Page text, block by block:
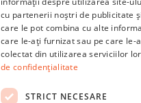
cu partenerii noștri de publicitate
care le pot combina cu alte
care le-ați furnizat sau pe care le-
colectat din utilizarea serviciilor
de confidențialitate
STRICT NECESARE